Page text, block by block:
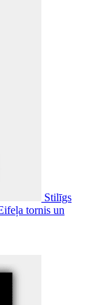
Stilīgs
tornis un